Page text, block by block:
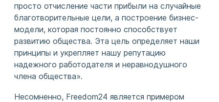
просто отчисление части прибыли на случайные
благотворительные цели, а построение бизнес-
модели, которая постоянно способствует
развитию общества. Эта цель определяет наши
принципы и укрепляет нашу репутацию
надежного работодателя и неравнодушного
члена общества».
Несомненно, Freedom24 является примером